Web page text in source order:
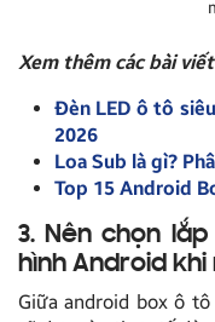
Xem thêm các bài
Đèn LED ô tô
2026
Loa Sub là gì?
Top 15 Android
3. Nên chọn
hình Android khi
Giữa android box ô